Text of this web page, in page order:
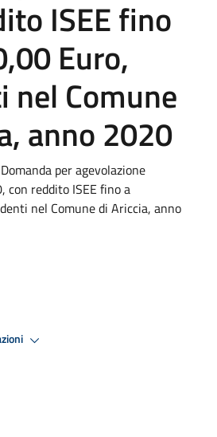
ISEE fino
Euro,
nel Comune
anno 2020
per agevolazione
reddito ISEE fino a
nel Comune di Ariccia, anno